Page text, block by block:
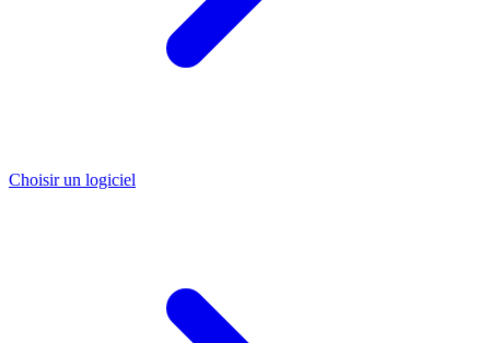
Choisir un logiciel